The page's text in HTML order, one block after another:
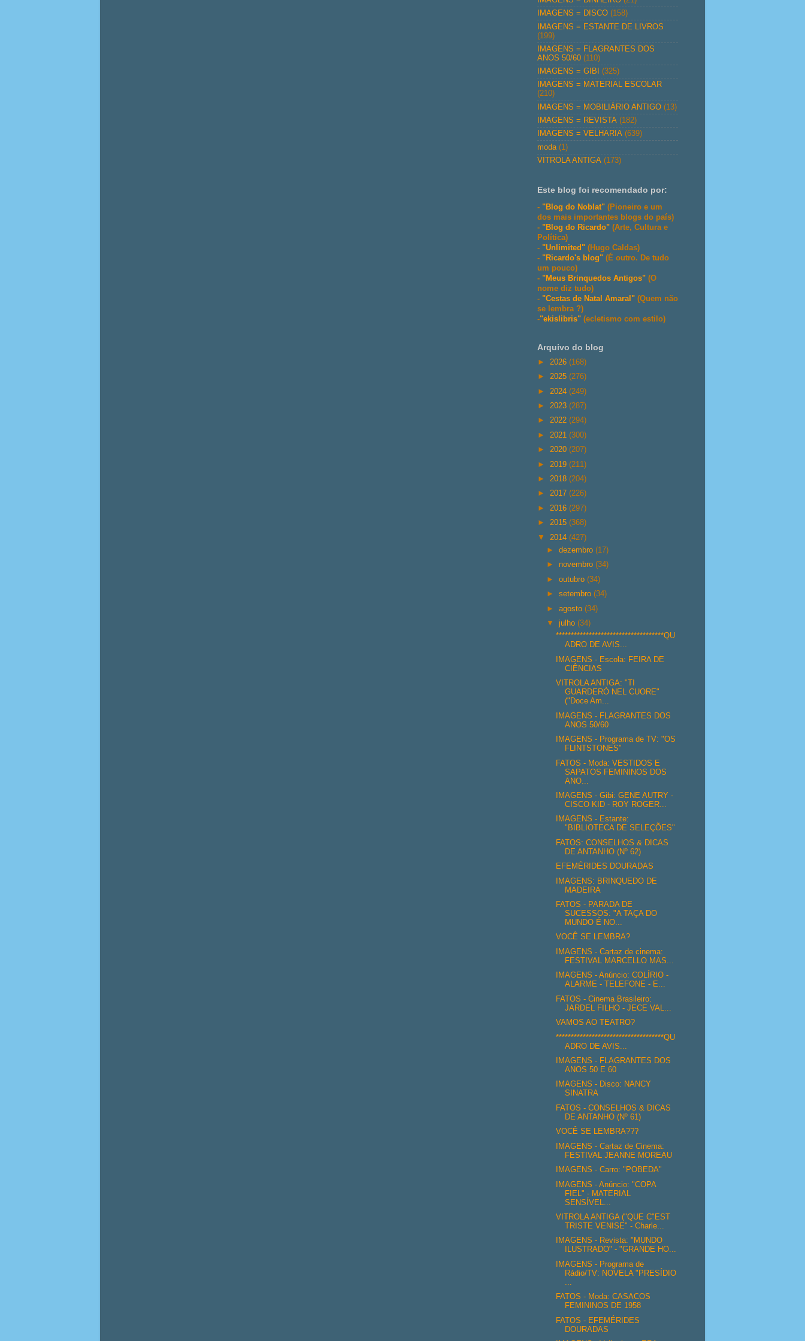
IMAGENS = DISCO (158)
IMAGENS = ESTANTE DE LIVROS
(199)
IMAGENS = FLAGRANTES DOS
ANOS 50/60 (110)
IMAGENS = GIBI
(325)
IMAGENS = MATERIAL ESCOLAR
(210)
IMAGENS = MOBILIÁRIO ANTIGO (13)
IMAGENS = REVISTA (182)
IMAGENS = VELHARIA (639)
moda (1)
VITROLA ANTIGA (173)
Este blog foi recomendado por:
- "Blog do Noblat" (Pioneiro e um
dos mais importantes blogs do país)
- "Blog do Ricardo" (Arte, Cultura e
Política)
- "Unlimited" (Hugo Caldas)
- "Ricardo's blog" (É outro. De tudo
um pouco)
- "Meus Brinquedos Antigos" (O
nome diz tudo)
- "Cestas de Natal Amaral" (Quem não
se lembra ?)
-"ekislibris" (ecletismo com estilo)
Arquivo do blog
► 2026 (168)
► 2025 (276)
► 2024 (249)
► 2023 (287)
► 2022 (294)
► 2021 (300)
► 2020 (207)
► 2019 (211)
► 2018 (204)
► 2017 (226)
► 2016 (297)
► 2015 (368)
▼ 2014 (427)
►dezembro(17)
► novembro(34)
►outubro(34)
►setembro(34)
►agosto(34)
▼julho(34)
************************************QU
ADRO DE AVIS...
IMAGENS - Escola: FEIRA DE
CIÊNCIAS
VITROLA ANTIGA: "TI
GUARDERÒ NEL CUORE"
("Doce Am...
IMAGENS - FLAGRANTES DOS
ANOS 50/60
IMAGENS - Programa de TV: "OS
FLINTSTONES"
FATOS - Moda: VESTIDOS E
SAPATOS FEMININOS DOS
ANO...
IMAGENS - Gibi: GENE AUTRY -
CISCO KID - ROY ROGER...
IMAGENS - Estante:
"BIBLIOTECA DE SELEÇÕES"
FATOS: CONSELHOS & DICAS
DE ANTANHO (Nº 62)
EFEMÉRIDES DOURADAS
IMAGENS: BRINQUEDO DE
MADEIRA
FATOS - PARADA DE
SUCESSOS: "A TAÇA DO
MUNDO É NO...
VOCÊ SE LEMBRA?
IMAGENS - Cartaz de cinema:
FESTIVAL MARCELLO MAS...
IMAGENS - Anúncio: COLÍRIO -
ALARME - TELEFONE - E...
FATOS - Cinema Brasileiro:
JARDEL FILHO - JECE VAL...
VAMOS AO TEATRO?
************************************QU
ADRO DE AVIS...
IMAGENS - FLAGRANTES DOS
ANOS 50 E 60
IMAGENS - Disco: NANCY
SINATRA
FATOS - CONSELHOS & DICAS
DE ANTANHO (Nº 61)
VOCÊ SE LEMBRA???
IMAGENS - Cartaz de Cinema:
FESTIVAL JEANNE MOREAU
IMAGENS - Carro: "POBEDA"
IMAGENS - Anúncio: "COPA
FIEL" - MATERIAL
SENSÍVEL...
VITROLA ANTIGA ("QUE C"EST
TRISTE VENISE" - Charle...
IMAGENS - Revista: "MUNDO
ILUSTRADO" - "GRANDE HO...
IMAGENS - Programa de
Rádio/TV: NOVELA "PRESÍDIO
FATOS - Moda: CASACOS
FEMININOS DE 1958
FATOS - EFEMÉRIDES
DOURADAS